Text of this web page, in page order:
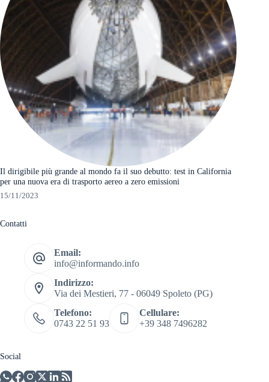
Il dirigibile più grande al mondo fa il suo debutto: test in California
per una nuova era di trasporto aereo a zero emissioni
15/11/2023
Contatti
Email:
info@informando.info
Indirizzo:
Via dei Mestieri, 77 - 06049 Spoleto (PG)
Telefono:
0743 22 51 93
Cellulare:
+39 348 7496282
Social